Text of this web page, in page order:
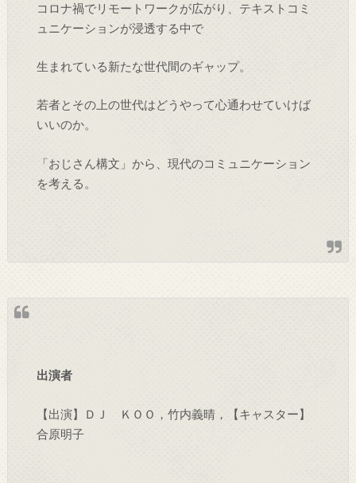
コロナ禍でリモートワークが広がり、テキストコミ
ュニケーションが浸透する中で
生まれている新たな世代間のギャップ。
若者とその上の世代はどうやって心通わせていけば
いいのか。
「おじさん構文」から、現代のコミュニケーション
を考える。
出演者
【出演】ＤＪ ＫＯＯ，竹内義晴，【キャスター】
合原明子